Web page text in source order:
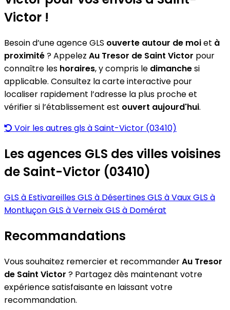
Victor !
Besoin d’une agence GLS ouverte autour de moiet à
proximité? Appelez Au Tresor de Saint Victor pour
connaître les horaires, y compris le dimanchesi
applicable. Consultez la carte interactive pour
localiser rapidement l’adresse la plus proche et
vérifier si l’établissement est ouvert aujourd'hui.
Voir les autres gls à Saint-Victor (03410)
Les agences GLS des villes voisines
de Saint-Victor (03410)
GLS à EstivareillesGLS à DésertinesGLS à VauxGLS à
MontluçonGLS à VerneixGLS à Domérat
Recommandations
Vous souhaitez remercier et recommanderAu Tresor
de Saint Victor ? Partagez dès maintenant votre
expérience satisfaisante en laissant votre
recommandation.